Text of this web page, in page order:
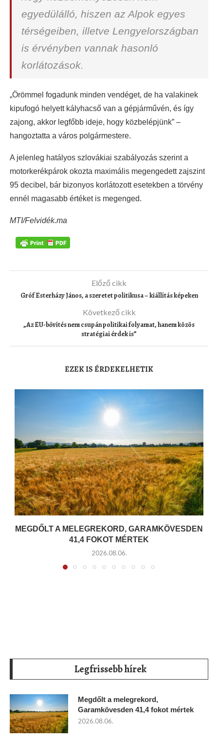
egyedülálló, hiszen az Alpok egyes
térségeiben, illetve Lengyelországban
is érvényben vannak hasonló
korlátozások.
„Örömmel fogadunk minden vendéget, de ha valakinek
kipufogó helyett kályhacső van a gépjárművén, és így
zajong, akkor legfőbb ideje, hogy közbelépjünk” –
hangoztatta a város polgármestere.
A jelenleg hatályos szlovákiai szabályozás szerint a
motorkerékpárok okozta maximális megengedett zajszint
95 decibel, bár bizonyos korlátozott esetekben a törvény
ennél magasabb értéket is megenged.
MTI/Felvidék.ma
Előző cikk
Gróf Esterházy János, a szeretet politikusa – kiállítás képeken
Következő cikk
„Az EU-bővítés nem csupán politikai folyamat, hanem közös
stratégiai érdek is”
EZEK IS ÉRDEKELHETIK
MEGDŐLT A MELEGREKORD, GARAMKÖVESDEN
41,4 FOKOT MÉRTEK
2026.08.06.
Legfrissebb hírek
Megdőlt a melegrekord,
Garamkövesden 41,4 fokot mértek
2026.08.06.